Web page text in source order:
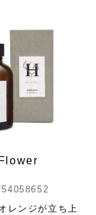
レンジが立ち上